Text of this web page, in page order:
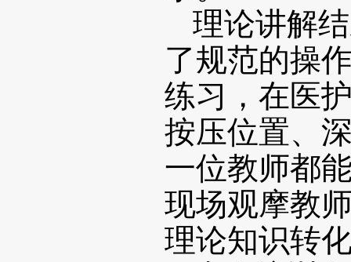
理论讲解
了规范的操
练习，在医
按压位置、
一位教师都
现场观摩教
理论知识转